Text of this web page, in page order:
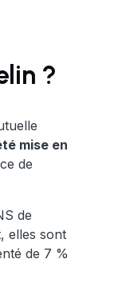
?
mise en
de
de
elles sont
de 7 %